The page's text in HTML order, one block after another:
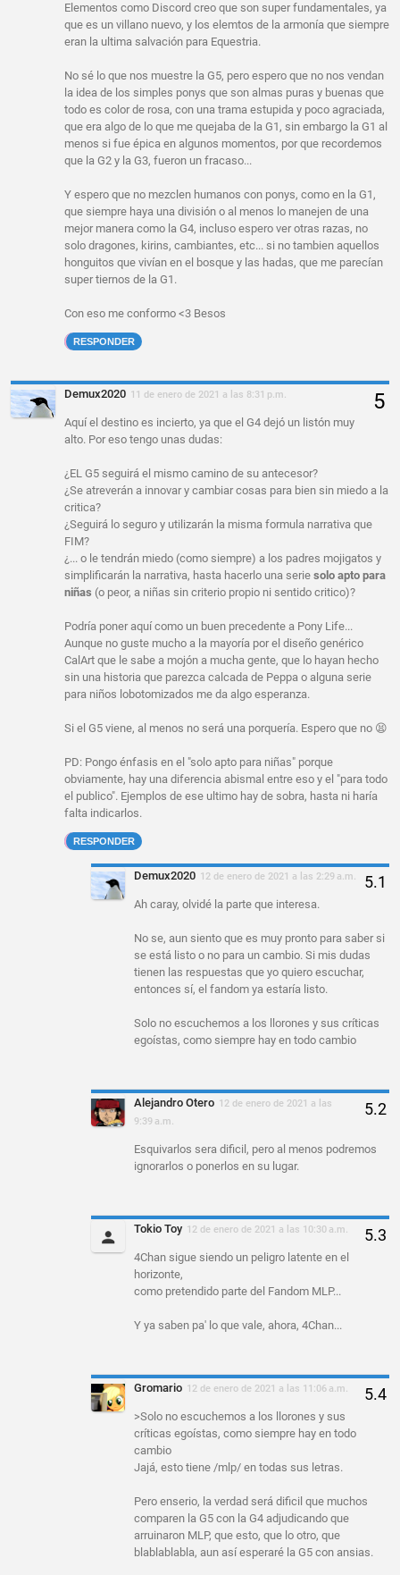
Elementos como Discord creo que son super fundamentales, ya
que es un villano nuevo, y los elemtos de la armonía que siempre
eran la ultima salvación para Equestria.
No sé lo que nos muestre la G5, pero espero que no nos vendan
la idea de los simples ponys que son almas puras y buenas que
todo es color de rosa, con una trama estupida y poco agraciada,
que era algo de lo que me quejaba de la G1, sin embargo la G1 al
menos si fue épica en algunos momentos, por que recordemos
que la G2 y la G3, fueron un fracaso...
Y espero que no mezclen humanos con ponys, como en la G1,
que siempre haya una división o al menos lo manejen de una
mejor manera como la G4, incluso espero ver otras razas, no
solo dragones, kirins, cambiantes, etc... si no tambien aquellos
honguitos que vivían en el bosque y las hadas, que me parecían
super tiernos de la G1.
Con eso me conformo <3 Besos
RESPONDER
Demux2020 11 de enero de 2021 a las 8:31 p.m.
Aquí el destino es incierto, ya que el G4 dejó un listón muy
alto. Por eso tengo unas dudas:
¿EL G5 seguirá el mismo camino de su antecesor?
¿Se atreverán a innovar y cambiar cosas para bien sin miedo a la
critica?
¿Seguirá lo seguro y utilizarán la misma formula narrativa que
FIM?
¿... o le tendrán miedo (como siempre) a los padres mojigatos y
simplificarán la narrativa, hasta hacerlo una serie solo apto para
niñas (o peor, a niñas sin criterio propio ni sentido critico)?
Podría poner aquí como un buen precedente a Pony Life...
Aunque no guste mucho a la mayoría por el diseño genérico
CalArt que le sabe a mojón a mucha gente, que lo hayan hecho
sin una historia que parezca calcada de Peppa o alguna serie
para niños lobotomizados me da algo esperanza.
Si el G5 viene, al menos no será una porquería. Espero que no 😫
PD: Pongo énfasis en el "solo apto para niñas" porque
obviamente, hay una diferencia abismal entre eso y el "para todo
el publico". Ejemplos de ese ultimo hay de sobra, hasta ni haría
falta indicarlos.
RESPONDER
Demux2020 12 de enero de 2021 a las 2:29 a.m.
Ah caray, olvidé la parte que interesa.
No se, aun siento que es muy pronto para saber si
se está listo o no para un cambio. Si mis dudas
tienen las respuestas que yo quiero escuchar,
entonces sí, el fandom ya estaría listo.
Solo no escuchemos a los llorones y sus críticas
egoístas, como siempre hay en todo cambio
Alejandro Otero 12 de enero de 2021 a las
9:39 a.m.
Esquivarlos sera dificil, pero al menos podremos
ignorarlos o ponerlos en su lugar.
Tokio Toy 12 de enero de 2021 a las 10:30 a.m.
4Chan sigue siendo un peligro latente en el
horizonte,
como pretendido parte del Fandom MLP...
Y ya saben pa' lo que vale, ahora, 4Chan...
Gromario 12 de enero de 2021 a las 11:06 a.m.
>Solo no escuchemos a los llorones y sus
críticas egoístas, como siempre hay en todo
cambio
Jajá, esto tiene /mlp/ en todas sus letras.
Pero enserio, la verdad será dificil que muchos
comparen la G5 con la G4 adjudicando que
arruinaron MLP, que esto, que lo otro, que
blablablabla, aun así esperaré la G5 con ansias.